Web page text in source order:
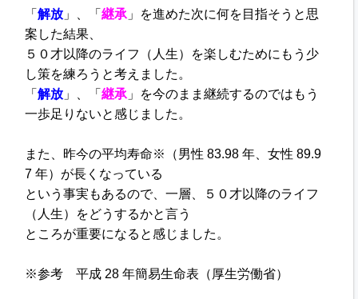
「解放 」、「継承 」を進めた次に何を目指そうと思
案した結果、
５０才以降のライフ（人生）を楽しむためにもう少
し策を練ろうと考えました。
「解放 」、「継承 」を今のまま継続するのではもう
一歩足りないと感じました。
また、昨今の平均寿命※
（男性 83.98 年、女性 89.9
7 年）が長くなっている
という事実もあるので、一層、５０才以降のライフ
（人生）をどうするかと言う
ところが重要になると感じました。
※参考 平成 28 年簡易生命表 （厚生労働省）